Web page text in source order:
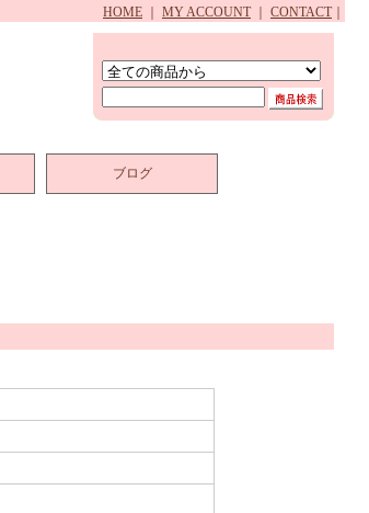
HOME MY ACCOUNT CONTACT
ブログ